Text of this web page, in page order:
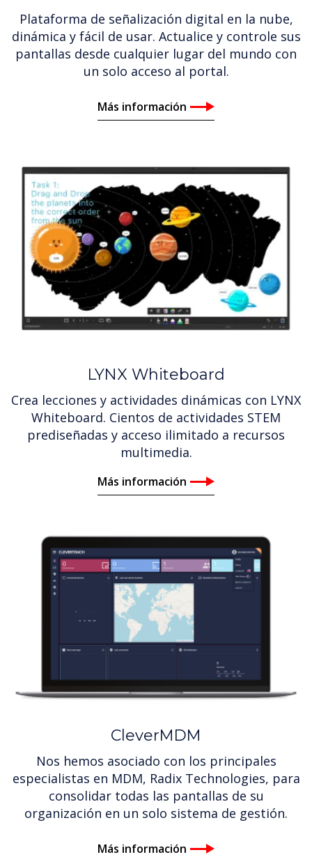
Plataforma de señalización digital en la nube,
dinámica y fácil de usar. Actualice y controle sus
pantallas desde cualquier lugar del mundo con
un solo acceso al portal.
Más información
LYNX Whiteboard
Crea lecciones y actividades dinámicas con LYNX
Whiteboard. Cientos de actividades STEM
prediseñadas y acceso ilimitado a recursos
multimedia.
Más información
CleverMDM
Nos hemos asociado con los principales
especialistas en MDM, Radix Technologies, para
consolidar todas las pantallas de su
organización en un solo sistema de gestión.
Más información